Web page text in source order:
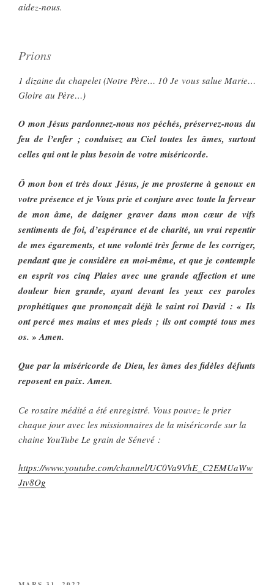
aidez-nous.
Prions
1 dizaine du chapelet (Notre Père… 10 Je vous salue Marie…
Gloire au Père…)
O mon Jésus pardonnez-nous nos péchés, préservez-nous du
feu de l’enfer ; conduisez au Ciel toutes les âmes, surtout
celles qui ont le plus besoin de votre miséricorde.
Ô mon bon et très doux Jésus, je me prosterne à genoux en
votre présence et je Vous prie et conjure avec toute la ferveur
de mon âme, de daigner graver dans mon cœur de vifs
sentiments de foi, d’espérance et de charité, un vrai repentir
de mes égarements, et une volonté très ferme de les corriger,
pendant que je considère en moi-même, et que je contemple
en esprit vos cinq Plaies avec une grande affection et une
douleur bien grande, ayant devant les yeux ces paroles
prophétiques que prononçait déjà le saint roi David : « Ils
ont percé mes mains et mes pieds ; ils ont compté tous mes
os. » Amen.
Que par la miséricorde de Dieu, les âmes des fidèles défunts
reposent en paix. Amen.
Ce rosaire médité a été enregistré. Vous pouvez le prier
chaque jour avec les missionnaires de la miséricorde sur la
chaine YouTube Le grain de Sénevé :
https://www.youtube.com/channel/UC0Va9VhE_C2EMUaWw
Jtv8Og